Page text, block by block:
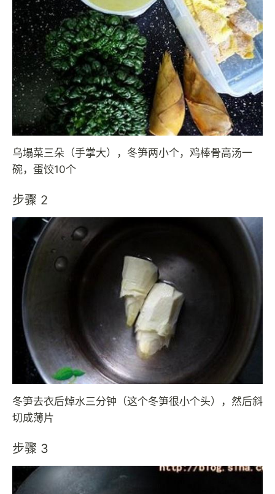
乌塌菜三朵（手掌大），冬笋两小个，鸡棒骨高汤一
碗，蛋饺10个
步骤 2
冬笋去衣后焯水三分钟（这个冬笋很小个头），然后斜
切成薄片
步骤 3